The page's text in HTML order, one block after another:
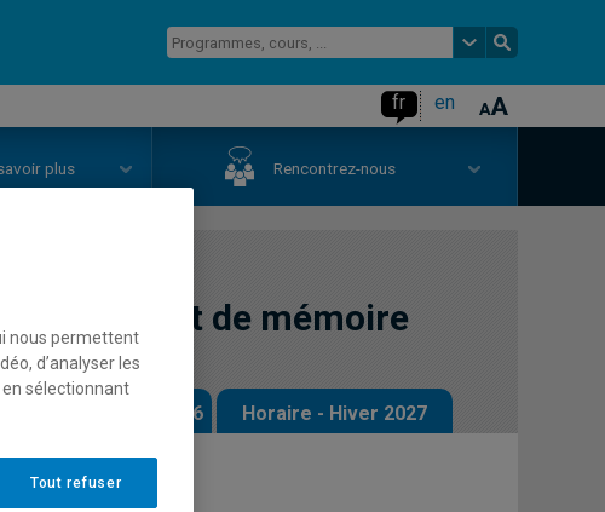
fr en
plus Rencontrez-nous
du projet de mémoire
- Automne 2026 Horaire - Hiver 2027
nous permettent
d’analyser les
sélectionnant
Tout refuser